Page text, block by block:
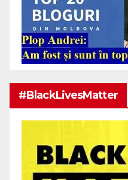
#BlackLivesMatter